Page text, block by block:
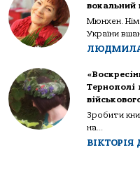
вокальний
Мюнхен.
України
ЛЮДМИЛА
Тернополі
Зробити
на...
ВІКТОРІЯ